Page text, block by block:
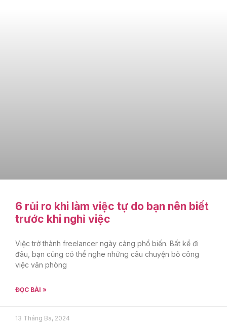
6 rủi ro khi làm việc tự do bạn nên biết
trước khi nghỉ việc
Việc trở thành freelancer ngày càng phổ biến. Bất kể đi
đâu, bạn cũng có thể nghe những câu chuyện bỏ công
việc văn phòng
ĐỌC BÀI »
13 Tháng Ba, 2024